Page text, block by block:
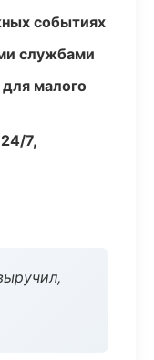
событиях
службами
малого
7,